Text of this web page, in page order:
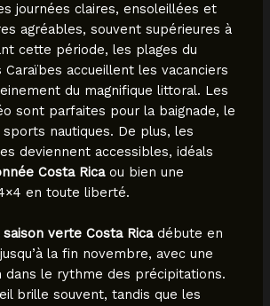
journées claires, ensoleillées et
agréables, souvent supérieures à
cette période, les plages du
Caraïbes accueillent les vacanciers
du magnifique littoral. Les
sont parfaites pour la baignade, le
nautiques. De plus, les
deviennent accessibles, idéals
Costa Ricaou bien une
en toute liberté.
saison verte Costa Ricadébute en
la fin novembre, avec une
dans le rythme des précipitations.
brille souvent, tandis que les